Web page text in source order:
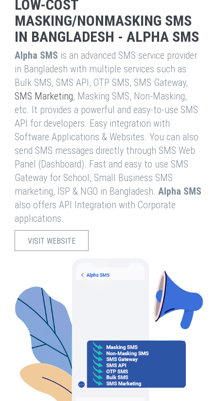
LOW-COST
MASKING/NONMASKING SMS
IN BANGLADESH - ALPHA SMS
Alpha SMS is an advanced SMS service provider
in Bangladesh with multiple services such as
Bulk SMS, SMS API, OTP SMS, SMS Gateway,
SMS Marketing, Masking SMS, Non-Masking,
etc. It provides a powerful and easy-to-use SMS
API for developers. Easy integration with
Software Applications & Websites. You can also
send SMS messages directly through SMS Web
Panel (Dashboard). Fast and easy to use SMS
Gateway for School, Small Business SMS
marketing, ISP & NGO in Bangladesh. Alpha SMS
also offers API Integration with Corporate
applications.
VISIT WEBSITE